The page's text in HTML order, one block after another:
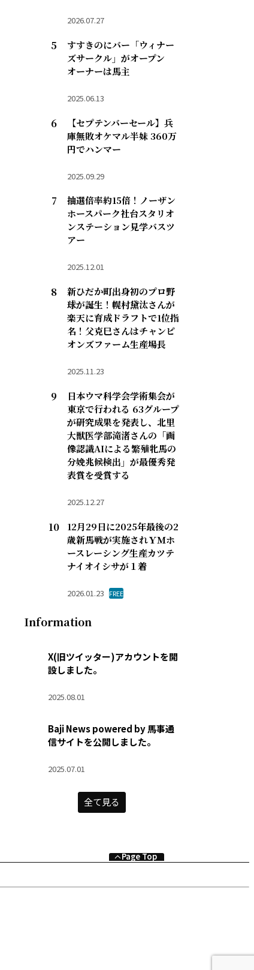
2026.07.27
すすきのにバー「ウィナー
ズサークル」がオープン
オーナーは馬主
2025.06.13
【セプテンバーセール】兵
庫無敗オケマル半妹 360万
円でハンマー
2025.09.29
抽選倍率約15倍！ノーザン
ホースパーク社台スタリオ
ンステーション見学バスツ
アー
2025.12.01
新ひだか町出身初のプロ野
球が誕生！幌村黛汰さんが
楽天に育成ドラフトで1位指
名！父克巳さんはチャンピ
オンズファーム生産場長
2025.11.23
日本ウマ科学会学術集会が
東京で行われる 63グループ
が研究成果を発表し、北里
大獣医学部滝渚さんの「画
像認識AIによる繁殖牝馬の
分娩兆候検出」が最優秀発
表賞を受賞する
2025.12.27
12月29日に2025年最後の2
歳新馬戦が実施されＹＭホ
ースレーシング生産カツテ
ナイオイシサが１着
2026.01.23 FREE
Information
X(旧ツイッター)アカウントを開
設しました。
2025.08.01
Baji News powered by 馬事通
信サイトを公開しました。
2025.07.01
全て見る
Page Top